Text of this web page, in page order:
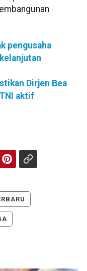
pengusaha
Dirjen Bea
aktif